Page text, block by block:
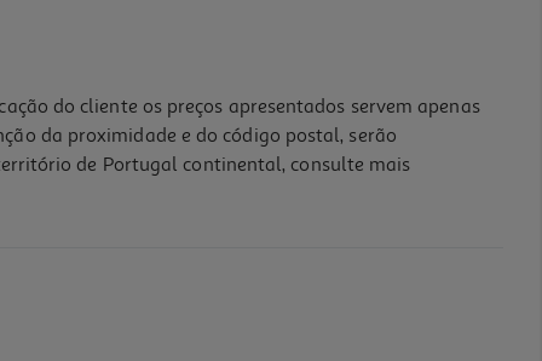
do cliente os preços apresentados servem apenas
da proximidade e do código postal, serão
de Portugal continental, consulte mais